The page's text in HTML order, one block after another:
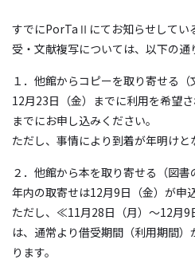
すでにPorTaⅡにてお知らせしてい
受・文献複写については、以下の通
１．他館からコピーを取り寄せる（
12月23日（金）までに利用を希望
までにお申し込みください。
ただし、事情により到着が年明けと
２．他館から本を取り寄せる（図書
年内の取寄せは12月9日（金）が申
ただし、≪11月28日（月）～12月
は、通常より借受期間（利用期間
ります。